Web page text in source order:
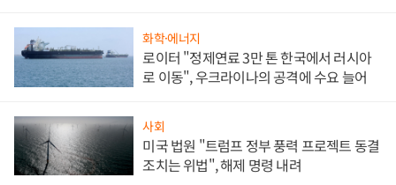
화학·에너지
로이터 "정제연료 3만 톤 한국에서 러시아
로 이동", 우크라이나의 공격에 수요 늘어
사회
미국 법원 "트럼프 정부 풍력 프로젝트 동결
조치는 위법", 해제 명령 내려